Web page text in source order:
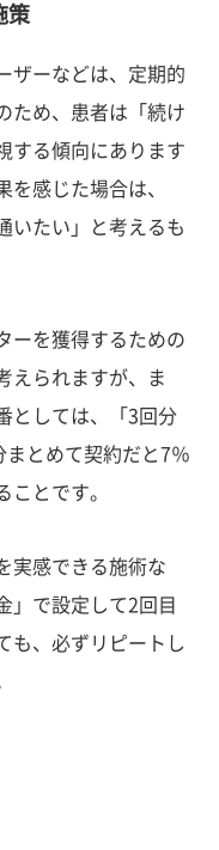
策
ザーなどは、定期的
ため、患者は「続け
する傾向にあります
を感じた場合は、
いたい」と考えるも
ーを獲得するための
えられますが、ま
としては、「3回分
まとめて契約だと7％
ことです。
実感できる施術な
」で設定して2回目
も、必ずリピートし